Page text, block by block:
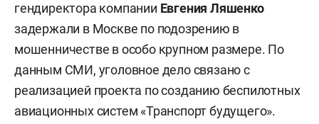
гендиректора компании Евгения Ляшенко
задержали в Москве по подозрению в
мошенничестве в особо крупном размере. По
данным СМИ, уголовное дело связано с
реализацией проекта по созданию беспилотных
авиационных систем «Транспорт будущего».